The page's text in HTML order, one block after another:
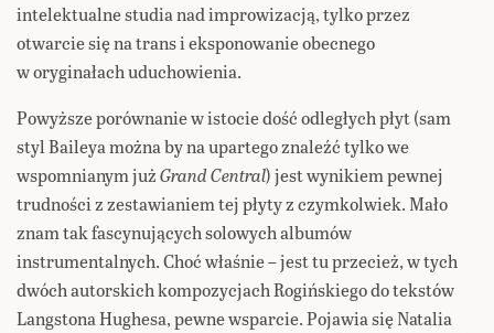
intelektualne studia nad improwizacją, tylko przez
otwarcie się na trans i eksponowanie obecnego
w oryginałach uduchowienia.
Powyższe porównanie w istocie dość odległych płyt (sam
styl Baileya można by na upartego znaleźć tylko we
wspomnianym jużGrand Central) jest wynikiem pewnej
trudności z zestawianiem tej płyty z czymkolwiek. Mało
znam tak fascynujących solowych albumów
instrumentalnych. Choć właśnie – jest tu przecież, w tych
dwóch autorskich kompozycjach Rogińskiego do tekstów
Langstona Hughesa, pewne wsparcie. Pojawia się Natalia